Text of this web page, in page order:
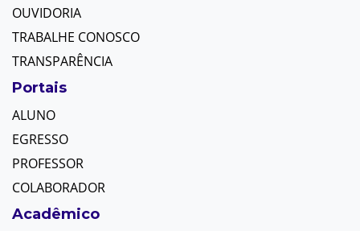
OUVIDORIA
TRABALHE CONOSCO
TRANSPARÊNCIA
Portais
ALUNO
EGRESSO
PROFESSOR
COLABORADOR
Acadêmico